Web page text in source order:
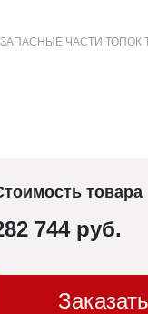
ЗАПАСНЫЕ ЧАСТИ ТОПОК
товара
744 руб.
Заказать